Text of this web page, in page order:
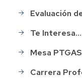
Evaluación
Te
Mesa PTGAS
Carrera